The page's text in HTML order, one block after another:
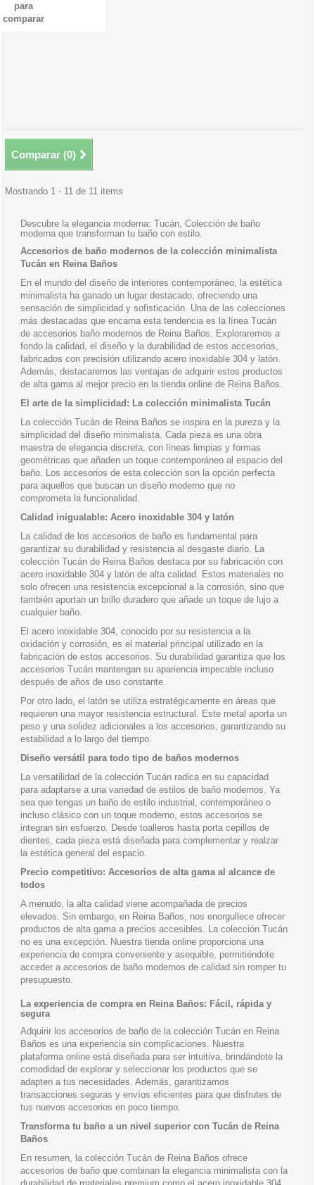
para
comparar
Comparar (0)
Mostrando 1 - 11 de 11 items
Descubre la elegancia moderna: Tucán, Colección de baño
moderna que transforman tu baño con estilo.
Accesorios de baño modernos de la colección minimalista
Tucán en Reina Baños
En el mundo del diseño de interiores contemporáneo, la estética
minimalista ha ganado un lugar destacado, ofreciendo una
sensación de simplicidad y sofisticación. Una de las colecciones
más destacadas que encarna esta tendencia es la línea Tucán
de accesorios baño modernos de Reina Baños. Exploraremos a
fondo la calidad, el diseño y la durabilidad de estos accesorios,
fabricados con precisión utilizando acero inoxidable 304 y latón.
Además, destacaremos las ventajas de adquirir estos productos
de alta gama al mejor precio en la tienda online de Reina Baños.
El arte de la simplicidad: La colección minimalista Tucán
La colección Tucán de Reina Baños se inspira en la pureza y la
simplicidad del diseño minimalista. Cada pieza es una obra
maestra de elegancia discreta, con líneas limpias y formas
geométricas que añaden un toque contemporáneo al espacio del
baño. Los accesorios de esta colección son la opción perfecta
para aquellos que buscan un diseño moderno que no
comprometa la funcionalidad.
Calidad inigualable: Acero inoxidable 304 y latón
La calidad de los accesorios de baño es fundamental para
garantizar su durabilidad y resistencia al desgaste diario. La
colección Tucán de Reina Baños destaca por su fabricación con
acero inoxidable 304 y latón de alta calidad. Estos materiales no
solo ofrecen una resistencia excepcional a la corrosión, sino que
también aportan un brillo duradero que añade un toque de lujo a
cualquier baño.
El acero inoxidable 304, conocido por su resistencia a la
oxidación y corrosión, es el material principal utilizado en la
fabricación de estos accesorios. Su durabilidad garantiza que los
accesorios Tucán mantengan su apariencia impecable incluso
después de años de uso constante.
Por otro lado, el latón se utiliza estratégicamente en áreas que
requieren una mayor resistencia estructural. Este metal aporta un
peso y una solidez adicionales a los accesorios, garantizando su
estabilidad a lo largo del tiempo.
Diseño versátil para todo tipo de baños modernos
La versatilidad de la colección Tucán radica en su capacidad
para adaptarse a una variedad de estilos de baño modernos. Ya
sea que tengas un baño de estilo industrial, contemporáneo o
incluso clásico con un toque moderno, estos accesorios se
integran sin esfuerzo. Desde toalleros hasta porta cepillos de
dientes, cada pieza está diseñada para complementar y realzar
la estética general del espacio.
Precio competitivo: Accesorios de alta gama al alcance de
todos
A menudo, la alta calidad viene acompañada de precios
elevados. Sin embargo, en Reina Baños, nos enorgullece ofrecer
productos de alta gama a precios accesibles. La colección Tucán
no es una excepción. Nuestra tienda online proporciona una
experiencia de compra conveniente y asequible, permitiéndote
acceder a accesorios de baño modernos de calidad sin romper tu
presupuesto.
La experiencia de compra en Reina Baños: Fácil, rápida y
segura
Adquirir los accesorios de baño de la colección Tucán en Reina
Baños es una experiencia sin complicaciones. Nuestra
plataforma online está diseñada para ser intuitiva, brindándote la
comodidad de explorar y seleccionar los productos que se
adapten a tus necesidades. Además, garantizamos
transacciones seguras y envíos eficientes para que disfrutes de
tus nuevos accesorios en poco tiempo.
Transforma tu baño a un nivel superior con Tucán de Reina
Baños
En resumen, la colección Tucán de Reina Baños ofrece
accesorios de baño que combinan la elegancia minimalista con la